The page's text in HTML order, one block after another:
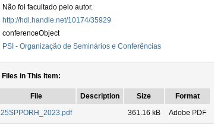
Não foi facultado pelo autor.
http://hdl.handle.net/10174/35929
conferenceObject
PSI - Organização de Seminários e Conferências
Files in This Item:
File Description Size
Format
25SPPORH_2023.pdf
361.16 kB Adobe PDF